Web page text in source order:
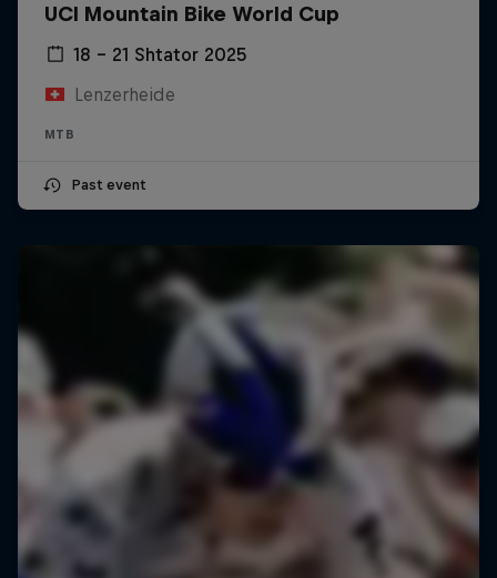
UCI Mountain Bike World Cup
18 – 21 Shtator 2025
Lenzerheide
MTB
Past event